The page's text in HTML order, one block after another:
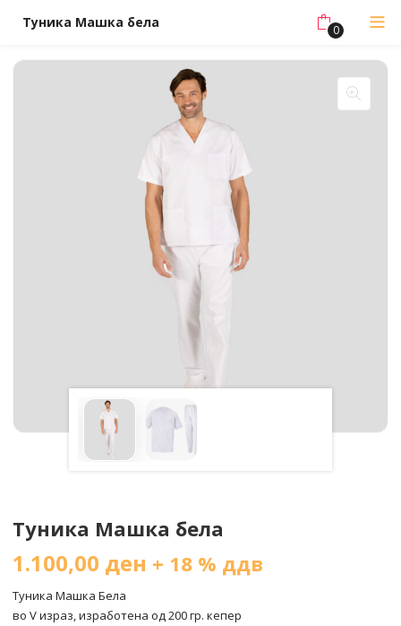
Туника Машка бела 0
Туника Машка бела
1.100,00 ден + 18 % ддв
Туника Машка Бела
во V израз, изработена од 200 гр. кепер